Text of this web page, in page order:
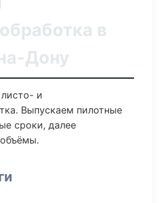
в
Дону
и
Выпускаем пилотные
сроки, далее